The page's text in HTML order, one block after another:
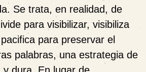
Se trata, en realidad, de
para visibilizar, visibiliza
para preservar el
palabras, una estrategia de